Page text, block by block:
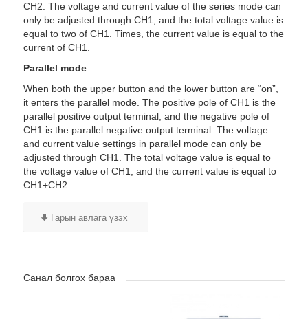
CH2. The voltage and current value of the series mode can
only be adjusted through CH1, and the total voltage value is
equal to two of CH1. Times, the current value is equal to the
current of CH1.
Parallel mode
When both the upper button and the lower button are “on”,
it enters the parallel mode. The positive pole of CH1 is the
parallel positive output terminal, and the negative pole of
CH1 is the parallel negative output terminal. The voltage
and current value settings in parallel mode can only be
adjusted through CH1. The total voltage value is equal to
the voltage value of CH1, and the current value is equal to
CH1+CH2
Гарын авлага үзэх
Санал болгох бараа